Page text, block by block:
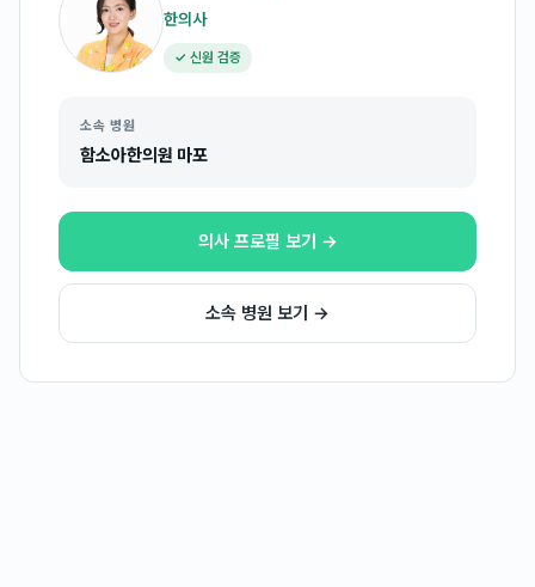
한의사
✓ 신원 검증
소속 병원
함소아한의원 마포
의사 프로필 보기 →
소속 병원 보기 →